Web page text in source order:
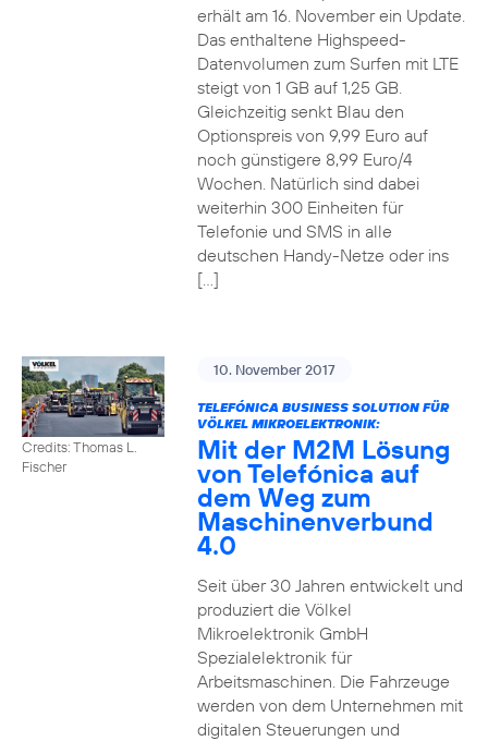
erhält am 16. November ein Update.
Das enthaltene Highspeed-
Datenvolumen zum Surfen mit LTE
steigt von 1 GB auf 1,25 GB.
Gleichzeitig senkt Blau den
Optionspreis von 9,99 Euro auf
noch günstigere 8,99 Euro/4
Wochen. Natürlich sind dabei
weiterhin 300 Einheiten für
Telefonie und SMS in alle
deutschen Handy-Netze oder ins
[…]
Credits: Thomas L.
Fischer
10. November 2017
TELEFÓNICA BUSINESS SOLUTION FÜR
VÖLKEL MIKROELEKTRONIK:
Mit der M2M Lösung
von Telefónica auf
dem Weg zum
Maschinenverbund
4.0
Seit über 30 Jahren entwickelt und
produziert die Völkel
Mikroelektronik GmbH
Spezialelektronik für
Arbeitsmaschinen. Die Fahrzeuge
werden von dem Unternehmen mit
digitalen Steuerungen und